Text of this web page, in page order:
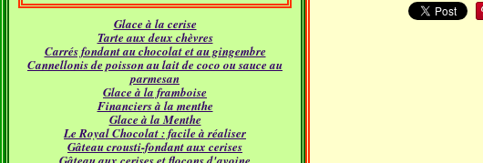
Juillet(9)
Juin (12)
Mai(17)
Avril(14)
Mars(21)
Février(12)
Janvier(16)
Août(4)
Juillet(11)
Juin(12)
Mai(16)
Avril(14)
Mars(15)
Février(11)
Janvier(21)
Septembre(31)
Août (21)
Juillet(18)
Juin(22)
Mai(24)
Avril(24)
Mars(30)
Février(23)
Janvier(18)
Octobre(19)
Glace à la cerise
Tarte aux deux chèvres
Carrés fondant au chocolat et au gingembre
Cannellonis de poisson au lait de coco ou sauce au
parmesan
Glace à la framboise
Financiers à la menthe
Glace à la Menthe
Le Royal Chocolat : facile à réaliser
Gâteau crousti-fondant aux cerises